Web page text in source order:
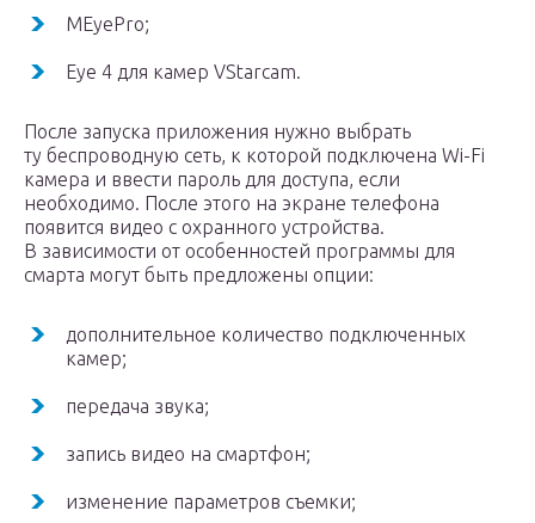
MEyePro;
Eye 4 для камер VStarcam.
После запуска приложения нужно выбрать
ту беспроводную сеть, к которой подключена Wi-Fi
камера и ввести пароль для доступа, если
необходимо. После этого на экране телефона
появится видео с охранного устройства.
В зависимости от особенностей программы для
смарта могут быть предложены опции:
дополнительное количество подключенных
камер;
передача звука;
запись видео на смартфон;
изменение параметров съемки;